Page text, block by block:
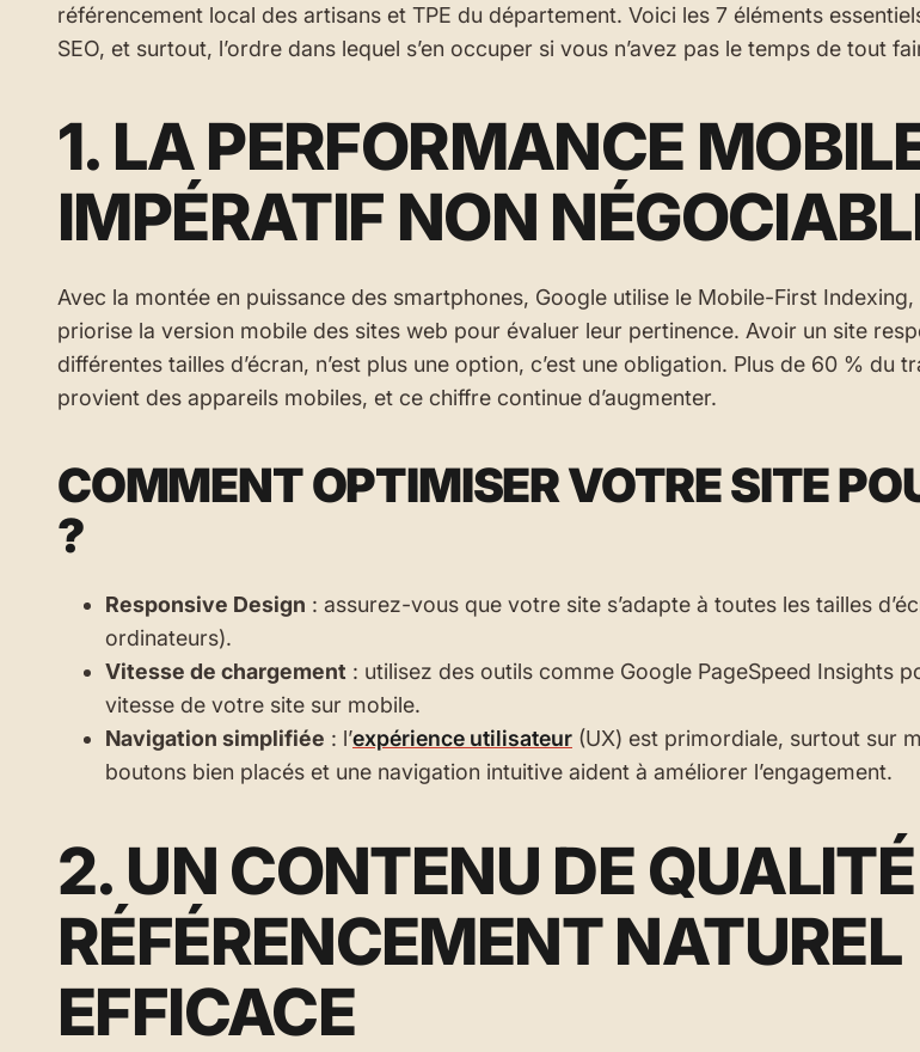
référencement local des artisans et TPE du département. Voici les 7 éléments
SEO, et surtout, l’ordre dans lequel s’en occuper si vous n’avez pas le temps de tout
1. LA PERFORMANCE
IMPÉRATIF NON
Avec la montée en puissance des smartphones, Google utilise le Mobile-First
priorise la version mobile des sites web pour évaluer leur pertinence. Avoir un site
différentes tailles d’écran, n’est plus une option, c’est une obligation. Plus de 60 % du
provient des appareils mobiles, et ce chiffre continue d’augmenter.
COMMENT OPTIMISER VOTRE SITE
?
Responsive Design : assurez-vous que votre site s’adapte à toutes les tailles
ordinateurs).
Vitesse de chargement : utilisez des outils comme Google PageSpeed Insights
vitesse de votre site sur mobile.
Navigation simplifiée : l’expérience utilisateur (UX) est primordiale, surtout sur
boutons bien placés et une navigation intuitive aident à améliorer l’engagement.
2. UN CONTENU DE
RÉFÉRENCEMENT NATUREL
EFFICACE